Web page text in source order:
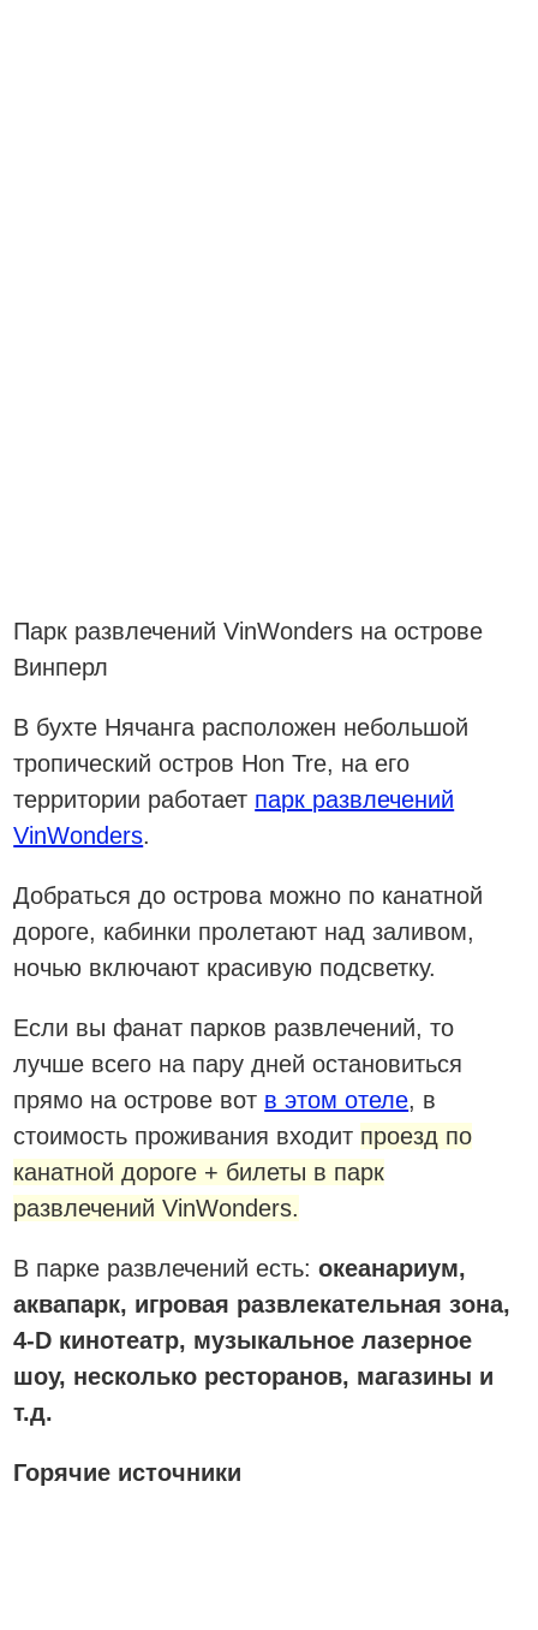
Парк развлечений VinWonders на острове
Винперл
В бухте Нячанга расположен небольшой
тропический остров Hon Tre, на его
территории работает парк развлечений
VinWonders.
Добраться до острова можно по канатной
дороге, кабинки пролетают над заливом,
ночью включают красивую подсветку.
Если вы фанат парков развлечений, то
лучше всего на пару дней остановиться
прямо на острове вот в этом отеле, в
стоимость проживания входит проезд по
канатной дороге + билеты в парк
развлечений VinWonders.
В парке развлечений есть:океанариум,
аквапарк, игровая развлекательная зона,
4-D кинотеатр, музыкальное лазерное
шоу, несколько ресторанов, магазины и
т.д.
Горячие источники